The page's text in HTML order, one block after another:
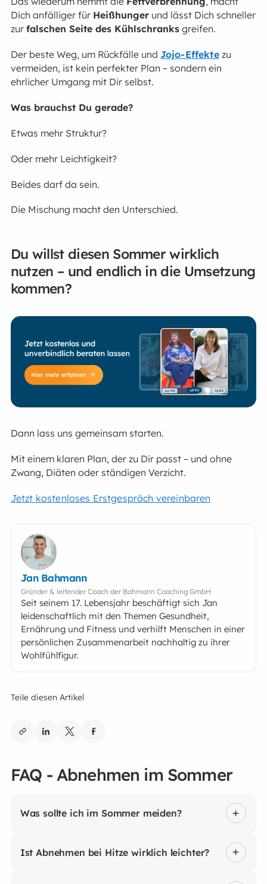
Dich anfälliger für Heißhungerund lässt Dich schneller
zur falschen Seite des Kühlschranksgreifen.
Der beste Weg, um Rückfälle und Jojo-Effektezu
vermeiden, ist kein perfekter Plan – sondern ein
ehrlicher Umgang mit Dir selbst.
Was brauchst Du gerade?
Etwas mehr Struktur?
Oder mehr Leichtigkeit?
Beides darf da sein.
Die Mischung macht den Unterschied.
Du willst diesen Sommer wirklich
nutzen – und endlich in die Umsetzung
kommen?
Dann lass uns gemeinsam starten.
Mit einem klaren Plan, der zu Dir passt – und ohne
Zwang, Diäten oder ständigen Verzicht.
Jetzt kostenloses Erstgespräch vereinbaren
Jan Bahmann
Gründer & leitender Coach der Bahmann Coaching GmbH
Seit seinem 17. Lebensjahr beschäftigt sich Jan
leidenschaftlich mit den Themen Gesundheit,
Ernährung und Fitness und verhilft Menschen in einer
persönlichen Zusammenarbeit nachhaltig zu ihrer
Wohlfühlfigur.
Teile diesen Artikel
FAQ - Abnehmen im Sommer
Was sollte ich im Sommer meiden?
Ist Abnehmen bei Hitze wirklich leichter?